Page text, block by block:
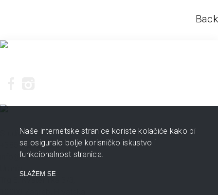
Back
Studio 3LHD
+385 1 2320 200
info@3lhd.com
Naše internetske stranice koriste kolačiće kako bi
se osiguralo bolje korisničko iskustvo i
funkcionalnost stranica.
SLAŽEM SE